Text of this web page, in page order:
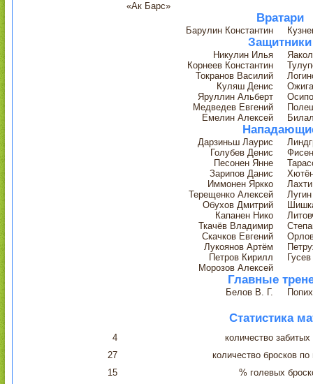
«Ак Барс»
Вратари
Барулин Константин
Защитники
Никулин Илья
Корнеев Константин
Токранов Василий
Куляш Денис
Яруллин Альберт
Медведев Евгений
Емелин Алексей
Дарзиньш Лаурис
Голубев Денис
Песонен Янне
Зарипов Данис
Иммонен Яркко
Терещенко Алексей
Обухов Дмитрий
Капанен Нико
Ткачёв Владимир
Скачков Евгений
Лукоянов Артём
Петров Кирилл
Морозов Алексей
Главные
Белов В. Г.
Статистика
4
количество
27
количество бросков по
15
% голевых